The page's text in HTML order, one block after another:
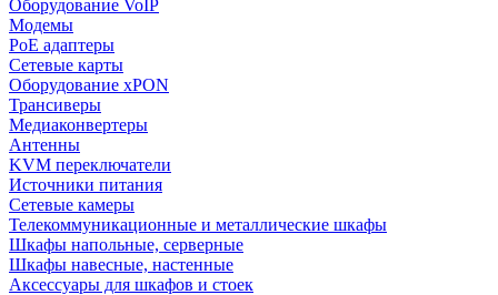
Оборудование VoIP
Модемы
PoE адаптеры
Сетевые карты
Оборудование xPON
Трансиверы
Медиаконвертеры
Антенны
KVM переключатели
Источники питания
Сетевые камеры
Телекоммуникационные и металлические шкафы
Шкафы напольные, серверные
Шкафы навесные, настенные
Аксессуары для шкафов и стоек